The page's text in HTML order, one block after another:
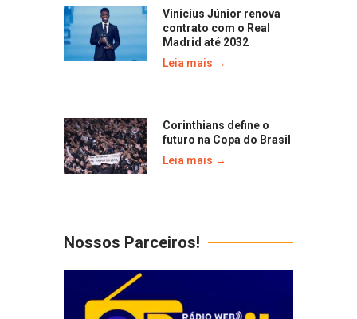
Vinicius Júnior renova
contrato com o Real
Madrid até 2032
Leia mais →
Corinthians define o
futuro na Copa do Brasil
Leia mais →
Nossos Parceiros!